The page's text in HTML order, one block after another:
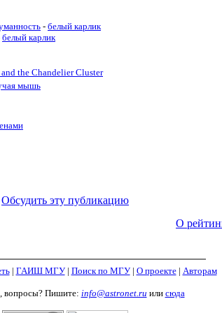
- белый карлик
белый карлик
the Chandelier Cluster
мышь
Обсудить эту публикацию
О
| ГАИШ МГУ| Поиск по МГУ| О проекте| Авторам
вопросы? Пишите: info@astronet.ru или сюда